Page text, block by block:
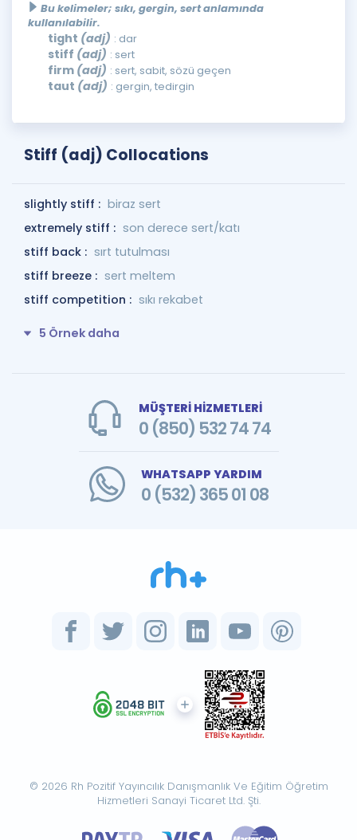
Bu kelimeler; sıkı, gergin, sert anlamında
kullanılabilir.
tight (adj) : dar
stiff (adj) : sert
firm (adj) : sert, sabit, sözü geçen
taut (adj) : gergin, tedirgin
Stiff (adj) Collocations
slightly stiff : biraz sert
extremely stiff : son derece sert/katı
stiff back : sırt tutulması
stiff breeze : sert meltem
stiff competition : sıkı rekabet
5 Örnek daha
MÜŞTERİ HİZMETLERİ
0 (850) 532 74 74
WHATSAPP YARDIM
0 (532) 365 01 08
© 2026 Rh Pozitif Yayıncılık Danışmanlık Ve Eğitim Öğretim
Hizmetleri Sanayi Ticaret Ltd. Şti.